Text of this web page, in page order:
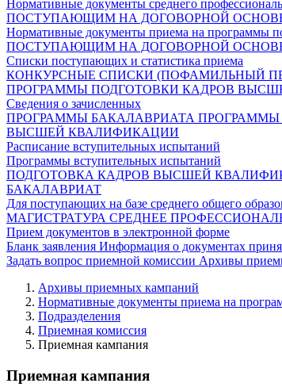
Нормативные документы среднего
ПОСТУПАЮЩИМ НА ДОГОВОРНОЙ
Нормативные документы приема на программы
ПОСТУПАЮЩИМ НА ДОГОВОРНОЙ
Списки поступающих и статистика приема
КОНКУРСНЫЕ СПИСКИ (ПОФАМИЛЬНЫЙ
ПРОГРАММЫ ПОДГОТОВКИ КАДРОВ
Сведения о зачисленных
ПРОГРАММЫ БАКАЛАВРИАТА ПРОГРАММЫ
ВЫСШЕЙ КВАЛИФИКАЦИИ
Расписание вступительных испытаний
Программы вступительных испытаний
ПОДГОТОВКА КАДРОВ ВЫСШЕЙ
БАКАЛАВРИАТ
Для поступающих на базе среднего общего
МАГИСТРАТУРА СРЕДНЕЕ
Прием документов в электронной форме
Бланк заявления Информация о документах
Задать вопрос приемной комиссии Архивы
Архивы приемных кампаний
Нормативные документы приема на
Подразделения
Приемная комиссия
Приемная кампания
Приемная кампания